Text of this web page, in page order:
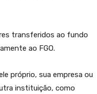
transferidos ao fundo
ao FGO.
próprio, sua empresa ou
instituição, como